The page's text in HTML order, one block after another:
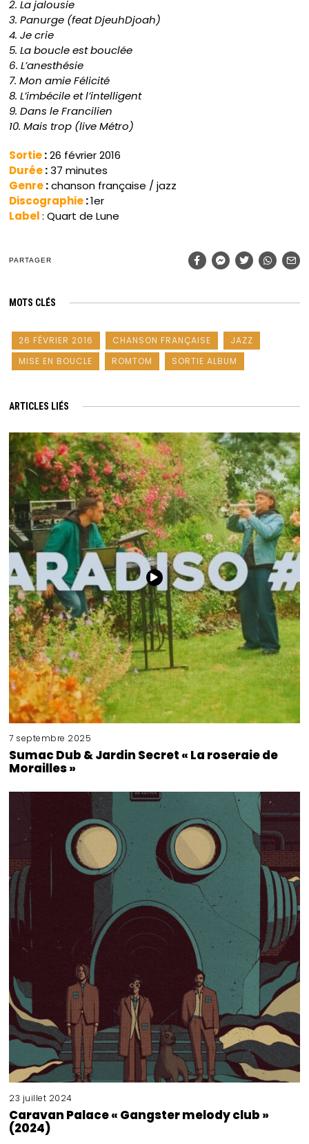
2. La jalousie
3. Panurge (feat DjeuhDjoah)
4. Je crie
5. La boucle est bouclée
6. L’anesthésie
7. Mon amie Félicité
8. L’imbécile et l’intelligent
9. Dans le Francilien
10. Mais trop (live Métro)
Sortie:26 février 2016
Durée: 37minutes
Genre: chanson française / jazz
Discographie:1er
Label : Quart de Lune
PARTAGER
MOTS CLÉS
26 FÉVRIER 2016 CHANSON FRANÇAISE
JAZZ
MISE EN BOUCLE
ROMTOM SORTIE ALBUM
ARTICLES LIÉS
7 septembre 2025
Sumac Dub & Jardin Secret « La roseraie de
Morailles »
23 juillet 2024
Caravan Palace « Gangster melody club »
(2024)